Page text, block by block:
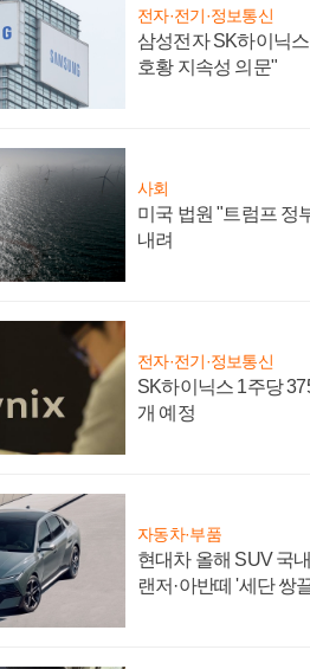
전자·전기·정보통신
삼성전자 SK하이닉
호황 지속성 의문"
사회
미국 법원 "트럼프 정
내려
전자·전기·정보통신
SK하이닉스 1주당
개 예정
자동차·부품
현대차 올해 SUV 국
랜저·아반떼 '세단 쌍